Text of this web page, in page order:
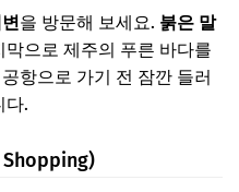
을 방문해 보세요. 붉은 말
으로 제주의 푸른 바다를
항으로 가기 전 잠깐 들러
다.